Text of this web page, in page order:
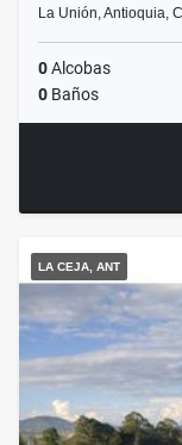
La Unión, Antioquia,
0Alcobas
0 Baños
LA CEJA, ANT